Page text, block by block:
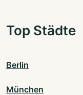
Top Städte
Berlin
München